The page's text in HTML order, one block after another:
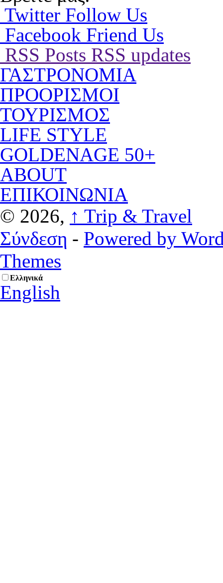
Twitter Follow Us
Facebook Friend Us
RSS Posts RSS updates
ΓΑΣΤΡΟΝΟΜΙΑ
ΠΡΟΟΡΙΣΜΟΙ
ΤΟΥΡΙΣΜΟΣ
LIFE STYLE
GOLDENAGE 50+
ABOUT
ΕΠΙΚΟΙΝΩΝΙΑ
© 2026, ↑ Trip & Travel
Σύνδεση - Powered by
Themes
Ελληνικά
English